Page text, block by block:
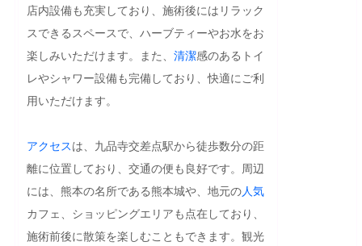
店内設備も充実しており、施術後にはリラック
スできるスペースで、ハーブティーやお水をお
楽しみいただけます。また、 清潔感のあるトイ
レやシャワー設備も完備しており、快適にご利
用いただけます。
アクセスは、九品寺交差点駅から徒歩数分の距
離に位置しており、交通の便も良好です。周辺
には、熊本の名所である熊本城や、地元の人気
カフェ、ショッピングエリアも点在しており、
施術前後に散策を楽しむこともできます。観光